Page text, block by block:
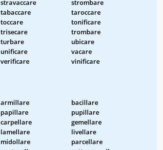
stravaccare
strombare
tabaccare
taroccare
toccare
tonificare
trisecare
trombare
turbare
ubicare
unificare
vacare
verificare vinificare
armillare
bacillare
papillare
pupillare
carpellare
gemellare
lamellare
livellare
midollare
parcellare